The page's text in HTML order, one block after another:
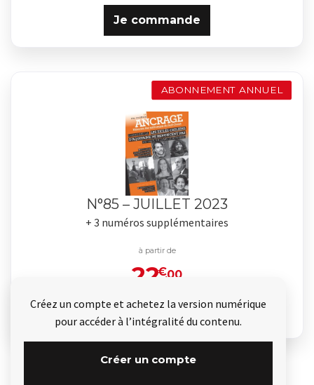
Je commande
ABONNEMENT ANNUEL
N°85 – JUILLET 2023
+ 3 numéros supplémentaires
22€.00
à partir de
Je commande
Créez un compte et achetez la version numérique
pour accéder à l’intégralité du contenu.
Créer un compte